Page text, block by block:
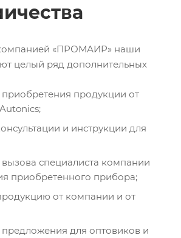
«ПРОМАИР» наши
целый ряд дополнительных
продукции от
и инструкции для
специалиста компании
приобретенного прибора;
от компании и от
для оптовиков и